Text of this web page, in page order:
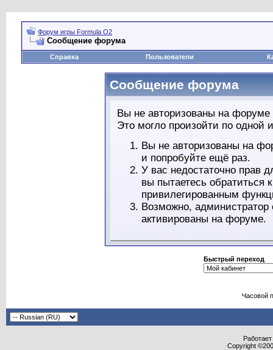
Форум игры Formula O2
Сообщение форума
Справка Пользователи
Сообщение форума
Вы не авторизованы на форуме
Это могло произойти по одной
Вы не авторизованы на
и попробуйте ещё раз.
У вас недостаточно прав
вы пытаетесь обратиться
привилегированным
Возможно,
активированы на форуме.
Быстрый переход
Часовой
Copyright